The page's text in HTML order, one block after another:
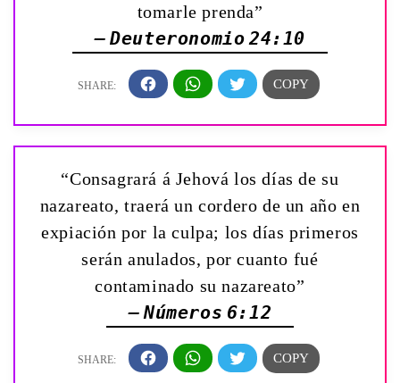
tomarle prenda”
— Deuteronomio 24:10
“Consagrará á Jehová los días de su
nazareato, traerá un cordero de un año en
expiación por la culpa; los días primeros
serán anulados, por cuanto fué
contaminado su nazareato”
— Números 6:12